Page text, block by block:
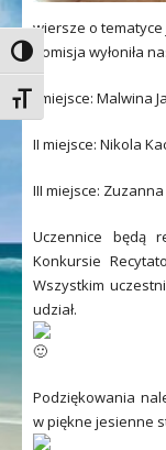
Toggle High
Toggle Font size
wiersze o
Komisja wyłoniła
I miejsce: Malwina
II miejsce: Nikola
III miejsce:
Uczennice będą
Konkursie
Wszystkim
udział.
Podziękowania
w piękne jesienne